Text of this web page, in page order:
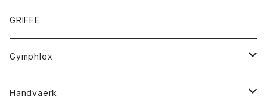
スカート
スカート
Tシャツ
Tシャツ
GRIFFE
Gymphlex
アウター
Handvaerk